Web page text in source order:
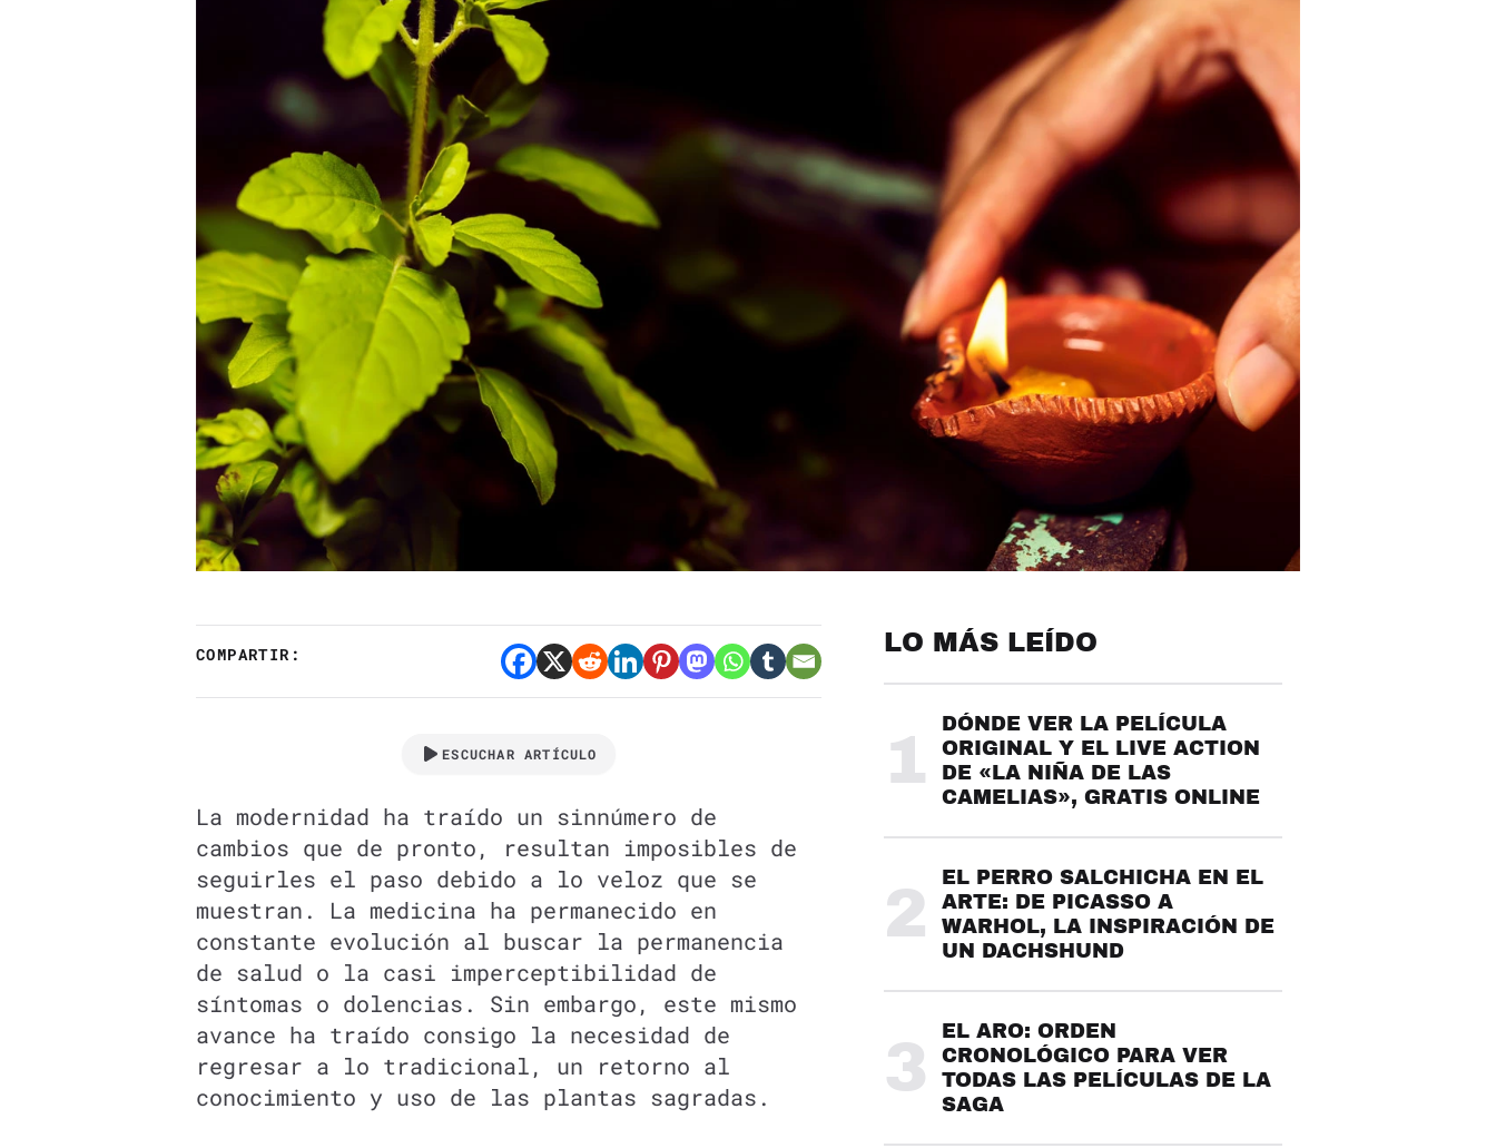
COMPARTIR:
ESCUCHAR ARTÍCULO
La modernidad ha traído un sinnúmero de
cambios que de pronto, resultan imposibles de
seguirles el paso debido a lo veloz que se
muestran. La medicina ha permanecido en
constante evolución al buscar la permanencia
de salud o la casi imperceptibilidad de
síntomas o dolencias. Sin embargo, este mismo
avance ha traído consigo la necesidad de
regresar a lo tradicional, un retorno al
conocimiento y uso de las plantas sagradas.
LO MÁS LEÍDO
1
DÓNDE VER LA PELÍCULA
ORIGINAL Y EL LIVE ACTION
DE «LA NIÑA DE LAS
CAMELIAS», GRATIS ONLINE
2
EL PERRO SALCHICHA EN EL
ARTE: DE PICASSO A
WARHOL, LA INSPIRACIÓN DE
UN DACHSHUND
3
EL ARO: ORDEN
CRONOLÓGICO PARA VER
TODAS LAS PELÍCULAS DE LA
SAGA